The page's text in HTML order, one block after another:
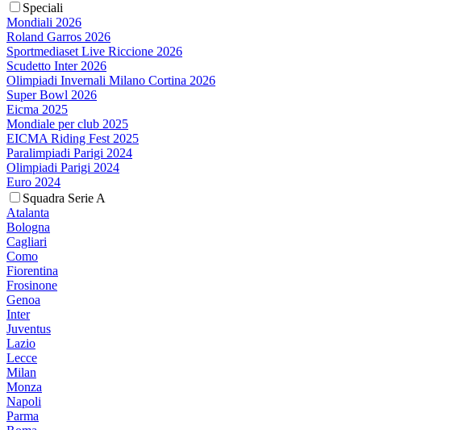
Speciali
Mondiali 2026
Roland Garros 2026
Sportmediaset Live Riccione 2026
Scudetto Inter 2026
Olimpiadi Invernali Milano Cortina 2026
Super Bowl 2026
Eicma 2025
Mondiale per club 2025
EICMA Riding Fest 2025
Paralimpiadi Parigi 2024
Olimpiadi Parigi 2024
Euro 2024
Squadra Serie A
Atalanta
Bologna
Cagliari
Como
Fiorentina
Frosinone
Genoa
Inter
Juventus
Lazio
Lecce
Milan
Monza
Napoli
Parma